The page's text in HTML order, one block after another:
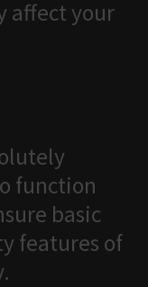
affect your
function
basic
features of